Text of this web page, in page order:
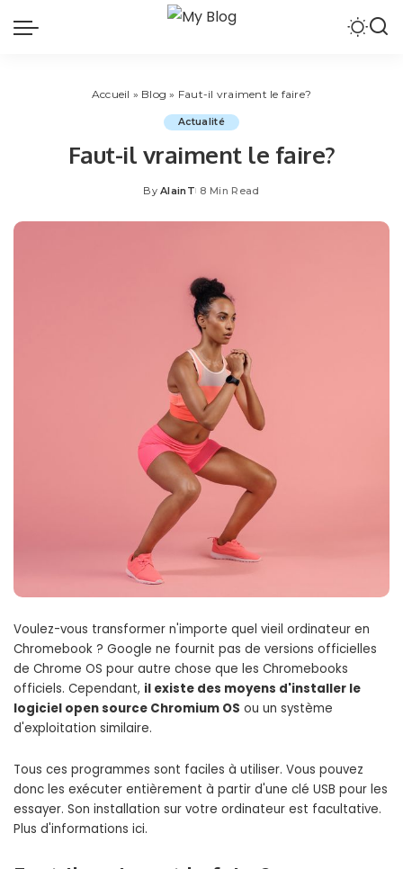
Accueil » Blog » Faut-il vraiment le faire?
Actualité
Faut-il vraiment le faire?
Posted
By AlainT 8 Min Read
Voulez-vous transformer n'importe quel vieil ordinateur en
Chromebook ? Google ne fournit pas de versions officielles
de Chrome OS pour autre chose que les Chromebooks
officiels. Cependant, il existe des moyens d'installer le
logiciel open source Chromium OS ou un système
d'exploitation similaire.
Tous ces programmes sont faciles à utiliser. Vous pouvez
donc les exécuter entièrement à partir d'une clé USB pour les
essayer. Son installation sur votre ordinateur est facultative.
Plus d'informations ici.